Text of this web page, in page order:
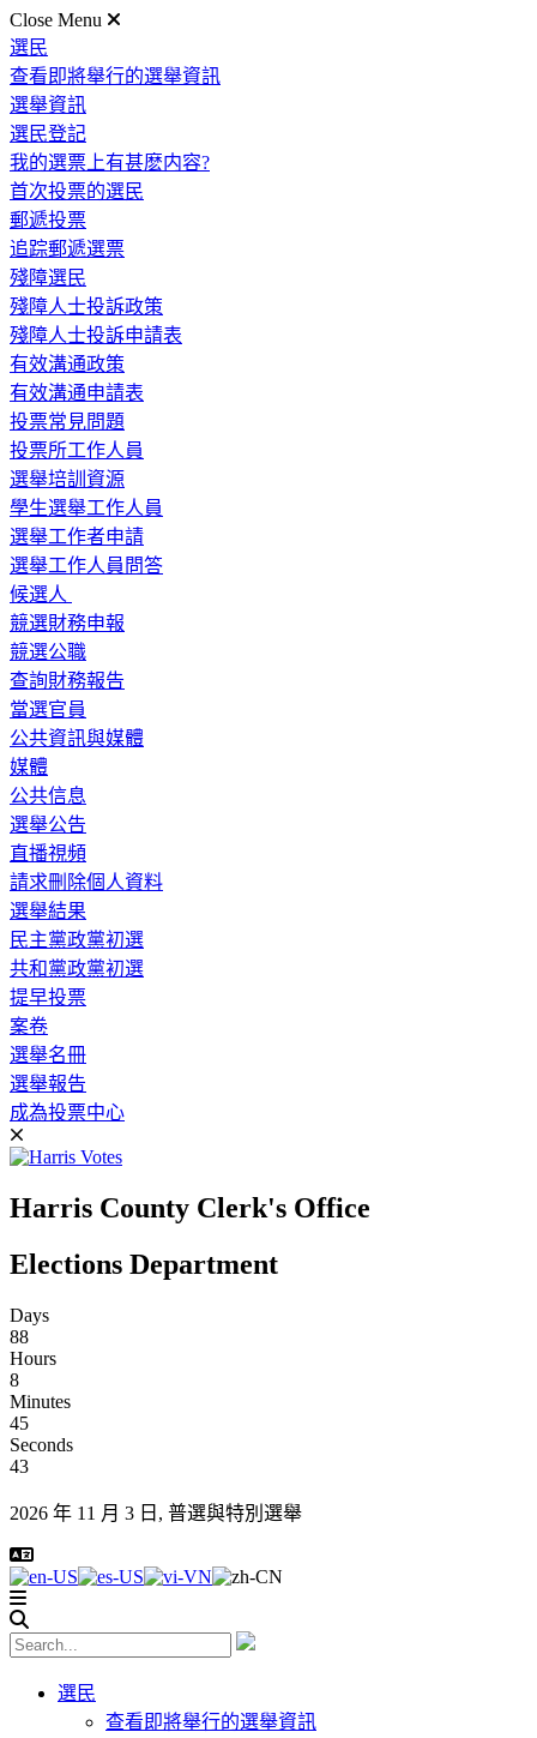
Close Menu
選民
查看即將舉行的選舉資訊
選舉資訊
選民登記
我的選票上有甚麽内容?
首次投票的選民
郵遞投票
追踪郵遞選票
殘障選民
殘障人士投訴政策
殘障人士投訴申請表
有效溝通政策
有效溝通申請表
投票常見問題
投票所工作人員
選舉培訓資源
學生選舉工作人員
選舉工作者申請
選舉工作人員問答
候選人
競選財務申報
競選公職
查詢財務報告
當選官員
公共資訊與媒體
媒體
公共信息
選舉公告
直播視頻
請求刪除個人資料
選舉結果
民主黨政黨初選
共和黨政黨初選
提早投票
案卷
選舉名冊
選舉報告
成為投票中心
Harris County Clerk's Office
Elections Department
Days
88
Hours
8
Minutes
45
Seconds
43
2026 年 11 月 3 日, 普選與特別選舉
選民
查看即將舉行的選舉資訊